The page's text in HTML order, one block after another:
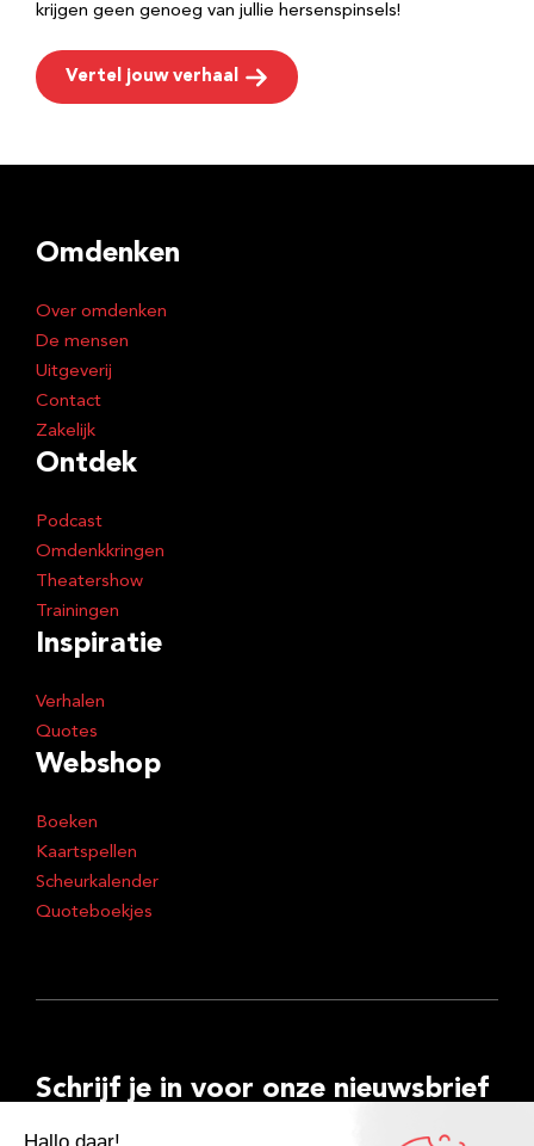
krijgen geen genoeg van jullie hersenspinsels!
Vertel jouw verhaal
Omdenken
Over omdenken
De mensen
Uitgeverij
Contact
Zakelijk
Ontdek
Podcast
Omdenkkringen
Theatershow
Trainingen
Inspiratie
Verhalen
Quotes
Webshop
Boeken
Kaartspellen
Scheurkalender
Quoteboekjes
Schrijf je in voor onze nieuwsbrief